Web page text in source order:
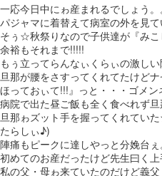
一応今日中にゎ産まれるでしょう。
パジャマに着替えて病室の外を見
そぅ☆秋祭りなので子供達が『み
余裕もそれまで!!!!!
もぅ立ってらんなぃくらぃの激し
旦那が腰をさすってくれてたけど
ほっておぃて!!!』っと・・・ゴメン
病院で出た昼ご飯も全く食べれず旦
旦那ゎズット手を握ってくれてい
たらしぃ♪)
陣痛もピークに達しやっと分娩台ぇ。
初めてのお産だったけど先生曰く
私の父・母ゎ来ていたのだけど義